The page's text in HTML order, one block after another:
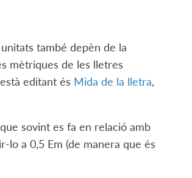
també depèn de la
mètriques de les lletres
editant és Mida de la lletra,
sovint es fa en relació amb
lo a 0,5 Em (de manera que és